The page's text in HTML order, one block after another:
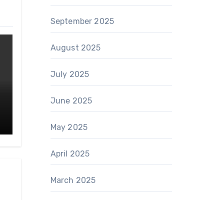
September 2025
August 2025
July 2025
June 2025
May 2025
April 2025
March 2025